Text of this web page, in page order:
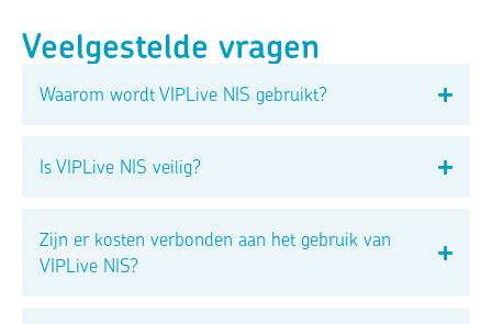
Veelgestelde vragen
Waarom wordt VIPLive NIS gebruikt?
Is VIPLive NIS veilig?
Zijn er kosten verbonden aan het gebruik van
VIPLive NIS?